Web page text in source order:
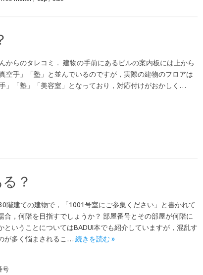
からのタレコミ． 建物の手前にあるビルの案内板には上から
空手」「塾」と並んでいるのですが，実際の建物のフロアは
」「塾」「美容室」となっており，対応付けがおかしく…
？
階建ての建物で，「1001号室にご参集ください」と書かれて
合，何階を目指すでしょうか？ 部屋番号とその部屋が何階に
ということについてはBADUI本でも紹介していますが，混乱す
が多く悩まされるこ… 続きを読む »
号